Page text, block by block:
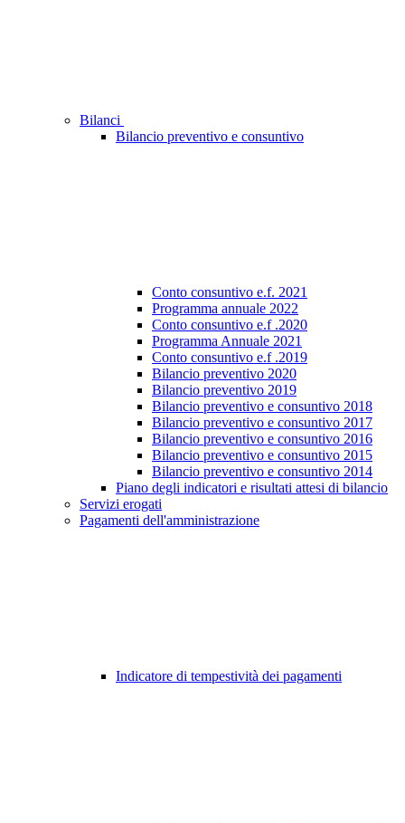
Bilanci
Bilancio preventivo e consuntivo
Conto consuntivo e.f. 2021
Programma annuale 2022
Conto consuntivo e.f .2020
Programma Annuale 2021
Conto consuntivo e.f .2019
Bilancio preventivo 2020
Bilancio preventivo 2019
Bilancio preventivo e consuntivo 2018
Bilancio preventivo e consuntivo 2017
Bilancio preventivo e consuntivo 2016
Bilancio preventivo e consuntivo 2015
Bilancio preventivo e consuntivo 2014
Piano degli indicatori e risultati attesi di bilancio
Servizi erogati
Pagamenti dell'amministrazione
Indicatore di tempestività dei pagamenti